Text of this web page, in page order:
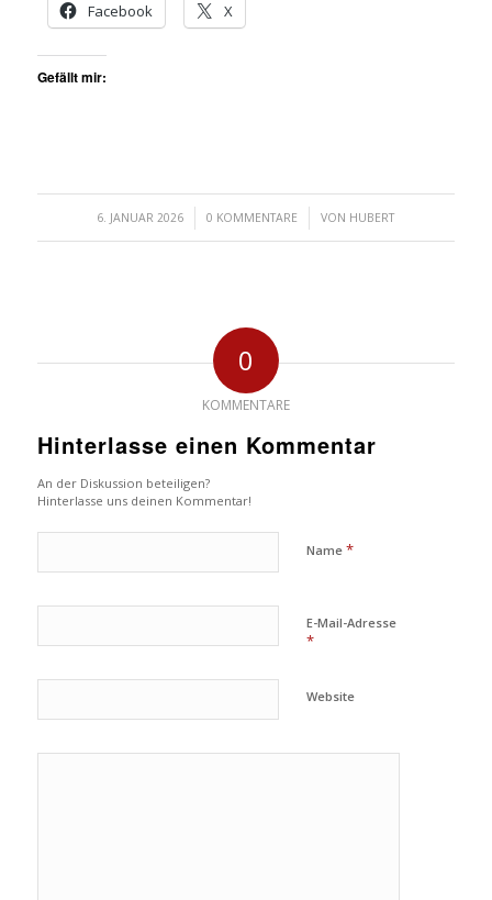
Facebook
X
Gefällt mir:
6. JANUAR 2026
/ 0 KOMMENTARE
/ VON HUBERT
0
KOMMENTARE
Hinterlasse einen Kommentar
An der Diskussion beteiligen?
Hinterlasse uns deinen Kommentar!
Name *
E-Mail-Adresse
*
Website